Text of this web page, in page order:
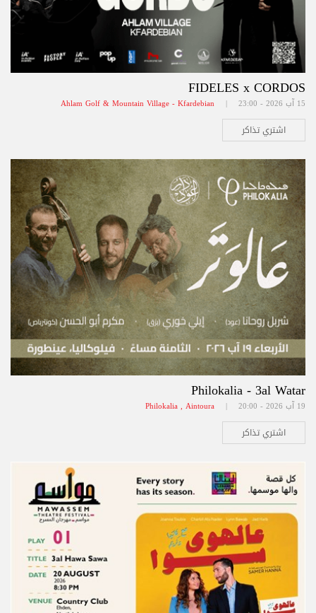
FIDELES x CORDOS
15 آب 2026 - 23:00 | Ahlam Golf & Mountain Village - Kfardebian
اشتري تذاكر
Philokalia - 3al Watar
19 آب 2026 - 20:00 | Philokalia , Aintoura
اشتري تذاكر